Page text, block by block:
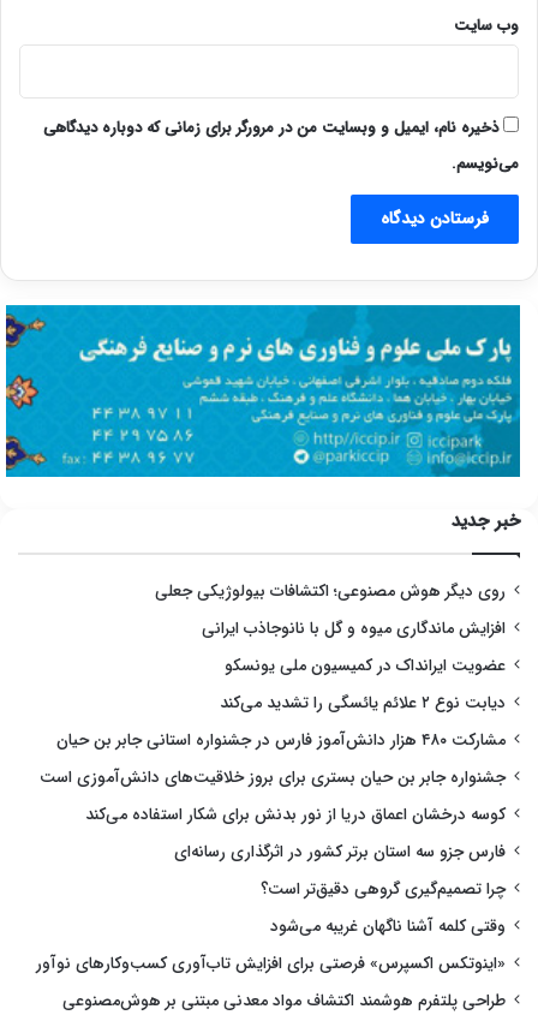
وب‌ سایت
ذخیره نام، ایمیل و وبسایت من در مرورگر برای زمانی که دوباره دیدگاهی
می‌نویسم.
خبر جدید
روی دیگر هوش مصنوعی؛ اکتشافات بیولوژیکی جعلی
افزایش ماندگاری میوه و گل با نانوجاذب ایرانی
عضویت ایرانداک در کمیسیون ملی یونسکو
دیابت نوع ۲ علائم یائسگی را تشدید می‌کند
مشارکت ۴۸۰ هزار دانش‌آموز فارس در جشنواره استانی جابر بن حیان
جشنواره جابر بن حیان بستری برای بروز خلاقیت‌های دانش‌آموزی است
کوسه درخشان اعماق دریا از نور بدنش برای شکار استفاده می‌کند
فارس جزو سه استان برتر کشور در اثرگذاری رسانه‌ای
چرا تصمیم‌گیری گروهی دقیق‌تر است؟
وقتی کلمه آشنا ناگهان غریبه می‌شود
«اینوتکس اکسپرس» فرصتی برای افزایش تاب‌آوری کسب‌وکارهای نوآور
طراحی پلتفرم هوشمند اکتشاف مواد معدنی مبتنی بر هوش‌مصنوعی